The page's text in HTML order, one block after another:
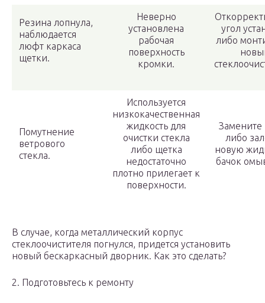
Резина лопнула,
наблюдается
люфт каркаса
щетки.
Неверно
установлена
рабочая
поверхность
кромки.
угол
либо
Помутнение
ветрового
стекла.
Используется
низкокачественная
жидкость для
очистки стекла
либо щетка
недостаточно
плотно прилегает к
поверхности.
Замените
либо
новую
бачок
В случае, когда металлический корпус
стеклоочистителя погнулся, придется установить
новый бескаркасный дворник. Как это сделать?
2. Подготовьтесь к ремонту